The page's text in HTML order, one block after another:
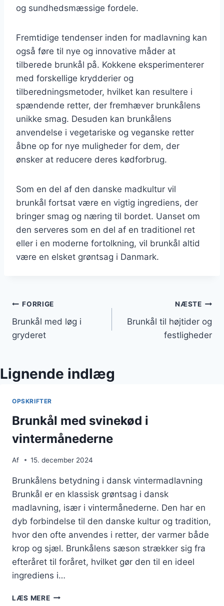
og sundhedsmæssige fordele.
Fremtidige tendenser inden for madlavning kan
også føre til nye og innovative måder at
tilberede brunkål på. Kokkene eksperimenterer
med forskellige krydderier og
tilberedningsmetoder, hvilket kan resultere i
spændende retter, der fremhæver brunkålens
unikke smag. Desuden kan brunkålens
anvendelse i vegetariske og veganske retter
åbne op for nye muligheder for dem, der
ønsker at reducere deres kødforbrug.
Som en del af den danske madkultur vil
brunkål fortsat være en vigtig ingrediens, der
bringer smag og næring til bordet. Uanset om
den serveres som en del af en traditionel ret
eller i en moderne fortolkning, vil brunkål altid
være en elsket grøntsag i Danmark.
Indlægsnavigation
FORRIGE
Brunkål med løg i
gryderet
NÆSTE
Brunkål til højtider og
festligheder
Lignende indlæg
OPSKRIFTER
Brunkål med svinekød i
vintermånederne
Af 15. december 2024
Brunkålens betydning i dansk vintermadlavning
Brunkål er en klassisk grøntsag i dansk
madlavning, især i vintermånederne. Den har en
dyb forbindelse til den danske kultur og tradition,
hvor den ofte anvendes i retter, der varmer både
krop og sjæl. Brunkålens sæson strækker sig fra
efteråret til foråret, hvilket gør den til en ideel
ingrediens i…
LÆS MEREBRUNKÅL